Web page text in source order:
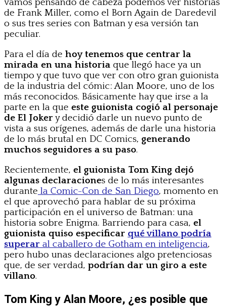
de Frank Miller, como el Born Again de Daredevil
o sus tres series con Batman y esa versión tan
peculiar.
Para el día de hoy tenemos que centrar la
mirada en una historia que llegó hace ya un
tiempo y que tuvo que ver con otro gran guionista
de la industria del cómic: Alan Moore, uno de los
más reconocidos. Básicamente hay que irse a la
parte en la que este guionista cogió al personaje
de El Jokery decidió darle un nuevo punto de
vista a sus orígenes, además de darle una historia
de lo más brutal en DC Comics, generando
muchos seguidores a su paso.
Recientemente, el guionista Tom King dejó
algunas declaraciones de lo más interesantes
durante la Comic-Con de San Diego, momento en
el que aprovechó para hablar de su próxima
participación en el universo de Batman: una
historia sobre Enigma. Barriendo para casa, el
guionista quiso especificar qué villano podría
superar al caballero de Gotham en inteligencia,
pero hubo unas declaraciones algo pretenciosas
que, de ser verdad, podrían dar un giro a este
villano.
Tom King y Alan Moore, ¿es posible que